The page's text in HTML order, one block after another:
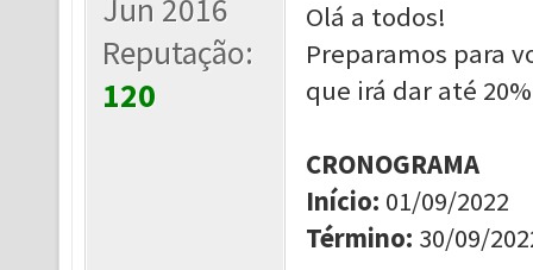
Jun 2016
Reputação:
120
Olá a todos!
Preparamos para
que irá dar até
CRONOGRAMA
Início: 01/09/2022
Término: 30/09/